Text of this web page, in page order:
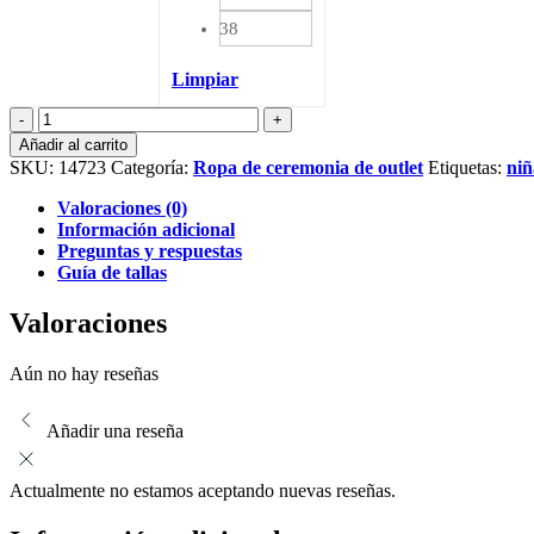
38
Limpiar
Alpargatas
de
crochet
cantidad
Añadir al carrito
SKU: 14723 Categoría: Ropa de ceremonia de outlet Etiquetas:
Valoraciones (0)
Información adicional
Preguntas y respuestas
Guía de tallas
Valoraciones
Aún no hay reseñas
Añadir una reseña
Actualmente no estamos aceptando nuevas reseñas.